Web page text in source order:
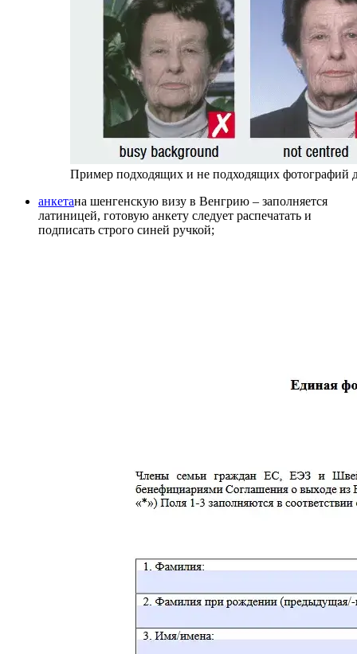
Пример подходящих и не подходящих фотографий
анкетана шенгенскую визу в Венгрию – заполняется
латиницей, готовую анкету следует распечатать и
подписать строго синей ручкой;